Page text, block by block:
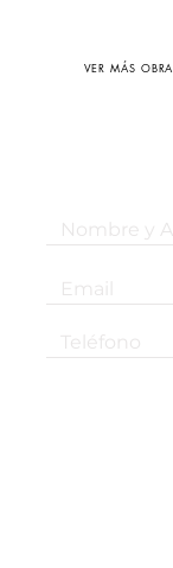
VER MÁS